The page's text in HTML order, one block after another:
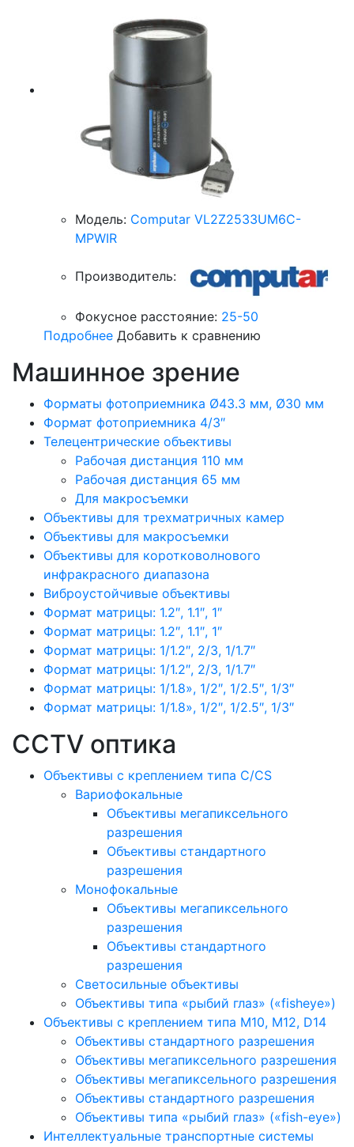
Модель: Computar VL2Z2533UM6C-
MPWIR
Производитель:
Фокусное расстояние: 25-50
Подробнее Добавить к сравнению
Машинное зрение
Форматы фотоприемника Ø43.3 мм, Ø30 мм
Формат фотоприемника 4/3″
Телецентрические объективы
Рабочая дистанция 110 мм
Рабочая дистанция 65 мм
Для макросъемки
Объективы для трехматричных камер
Объективы для макросъемки
Объективы для коротковолнового
инфракрасного диапазона
Виброустойчивые объективы
Формат матрицы: 1.2″, 1.1″, 1″
Формат матрицы: 1.2″, 1.1″, 1″
Формат матрицы: 1/1.2″, 2/3, 1/1.7″
Формат матрицы: 1/1.2″, 2/3, 1/1.7″
Формат матрицы: 1/1.8», 1/2″, 1/2.5″, 1/3″
Формат матрицы: 1/1.8», 1/2″, 1/2.5″, 1/3″
CCTV оптика
Объективы с креплением типа C/CS
Вариофокальные
Объективы мегапиксельного
разрешения
Объективы стандартного
разрешения
Монофокальные
Объективы мегапиксельного
разрешения
Объективы стандартного
разрешения
Светосильные объективы
Объективы типа «рыбий глаз» («fisheye»)
Объективы с креплением типа M10, M12, D14
Объективы стандартного разрешения
Объективы мегапиксельного разрешения
Объективы мегапиксельного разрешения
Объективы стандартного разрешения
Объективы типа «рыбий глаз» («fish-eye»)
Интеллектуальные транспортные системы